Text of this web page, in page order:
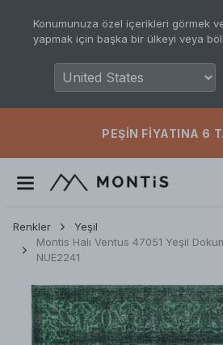
Konumunuza özel içerikleri görmek
yapmak için başka bir ülkeyi veya
PEŞIN FIYATINA 6
Renkler
Yeşil
Montis Halı Ventus 47051 Yeşil
NUE2241